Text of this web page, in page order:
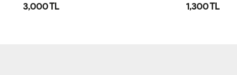
3,000 TL 1,300 TL